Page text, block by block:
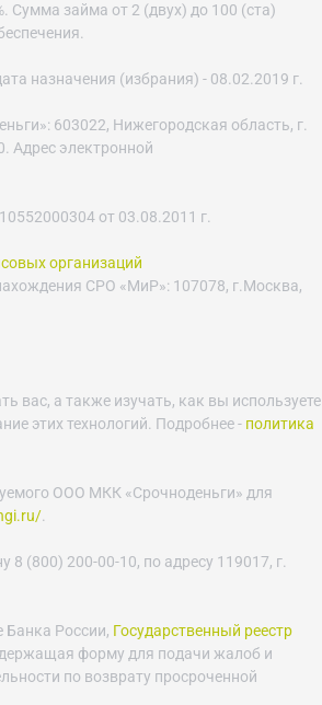
Сумма займа от 2 (двух) до 100 (ста)
назначения (избрания) - 08.02.2019 г.
603022, Нижегородская область, г.
Адрес электронной
от 03.08.2011 г.
организаций
СРО «МиР»: 107078, г.Москва,
вас, а также изучать, как вы используете
этих технологий. Подробнее - политика
ООО МКК «Срочноденьги» для
8 (800) 200-00-10, по адресу 119017, г.
Банка России, Государственный реестр
форму для подачи жалоб и
по возврату просроченной